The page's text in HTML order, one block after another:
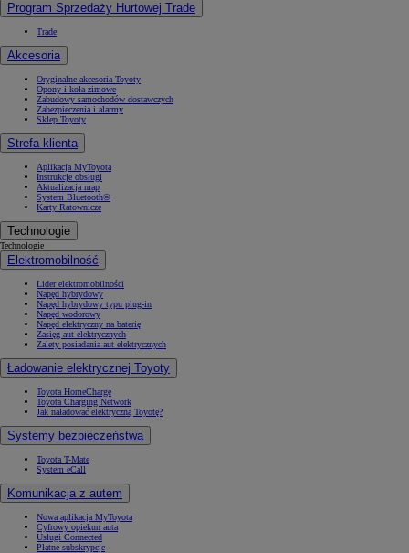
Program Sprzedaży Hurtowej Trade
Trade
Akcesoria
Oryginalne akcesoria Toyoty
Opony i koła zimowe
Zabudowy samochodów dostawczych
Zabezpieczenia i alarmy
Sklep Toyoty
Strefa klienta
Aplikacja MyToyota
Instrukcje obsługi
Aktualizacja map
System Bluetooth®
Karty Ratownicze
Technologie
Technologie
Elektromobilność
Lider elektromobilności
Napęd hybrydowy
Napęd hybrydowy typu plug-in
Napęd wodorowy
Napęd elektryczny na baterię
Zasięg aut elektrycznych
Zalety posiadania aut elektrycznych
Ładowanie elektrycznej Toyoty
Toyota HomeCharge
Toyota Charging Network
Jak naładować elektryczną Toyotę?
Systemy bezpieczeństwa
Toyota T-Mate
System eCall
Komunikacja z autem
Nowa aplikacja MyToyota
Cyfrowy opiekun auta
Usługi Connected
Płatne subskrypcje